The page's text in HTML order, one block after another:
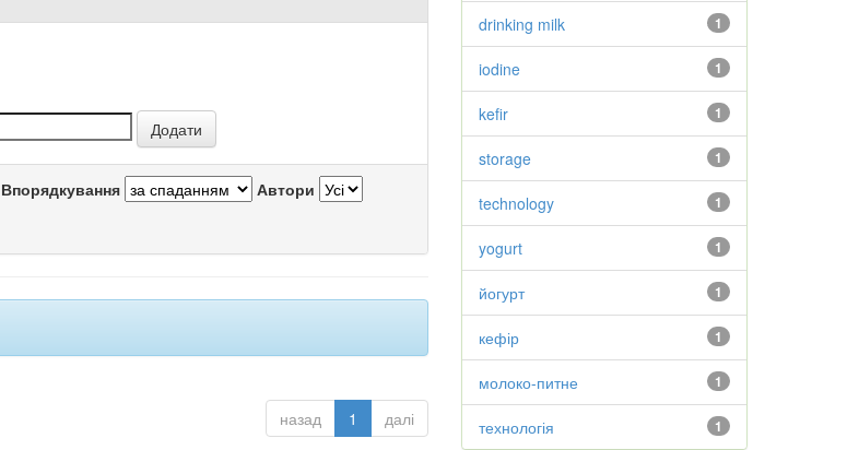
Впорядкування Автори
назад 1 далі
1
drinking milk
1
iodine
1
kefir
1
storage
1
technology
1
yogurt
1
йогурт
1
кефір
1
молоко-питне
1
технологія